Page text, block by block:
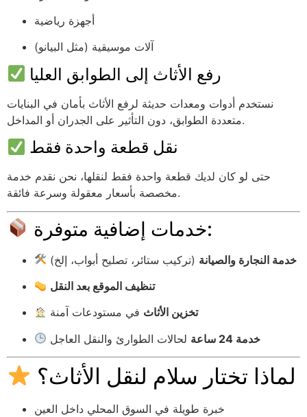
أجهزة رياضية
آلات موسيقية (مثل البيانو)
رفع الأثاث إلى الطوابق العليا
نستخدم أدوات ومعدات حديثة لرفع الأثاث بأمان في البنايات
متعددة الطوابق، دون التأثير على الجدران أو المداخل.
نقل قطعة واحدة فقط
حتى لو كان لديك قطعة واحدة فقط لنقلها، نحن نقدم خدمة
مخصصة بأسعار معقولة وسرعة فائقة.
خدمات إضافية متوفرة:
خدمة النجارة والصيانة (تركيب ستائر، تصليح أبواب، إلخ)
تنظيف الموقع بعد النقل
تخزين الأثاث في مستودعات آمنة
خدمة 24 ساعة
لحالات الطوارئ والنقل العاجل
لماذا تختار سلام لنقل الأثاث؟
خبرة طويلة في السوق المحلي داخل العين